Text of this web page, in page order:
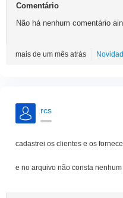
Comentário
Não há nenhum comentário
mais de um mês atrás
rcs
cadastrei os clientes e os
e no arquivo não consta